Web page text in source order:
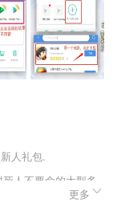
人礼包.
人不要命的大型多
的梦幻世界中，玩家
更多